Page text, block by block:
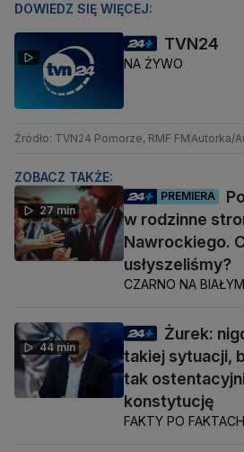
DOWIEDZ SIĘ WIĘCEJ:
TVN24
NA ŻYWO
Źródło: TVN24 Pomorze, RMF FM Autorka/
ZOBACZ TAKŻE:
27 min
PREMIERA
w rodzinne
Nawrockiego.
usłyszeliśmy?
CZARNO NA BIAŁYM
44 min
Żurek:
takiej sytuacji,
tak
konstytucję
FAKTY PO FAKTACH